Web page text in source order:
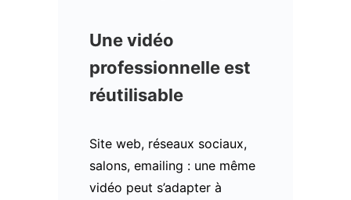
Une vidéo
professionnelle est
réutilisable
Site web, réseaux sociaux,
salons, emailing : une même
vidéo peut s’adapter à